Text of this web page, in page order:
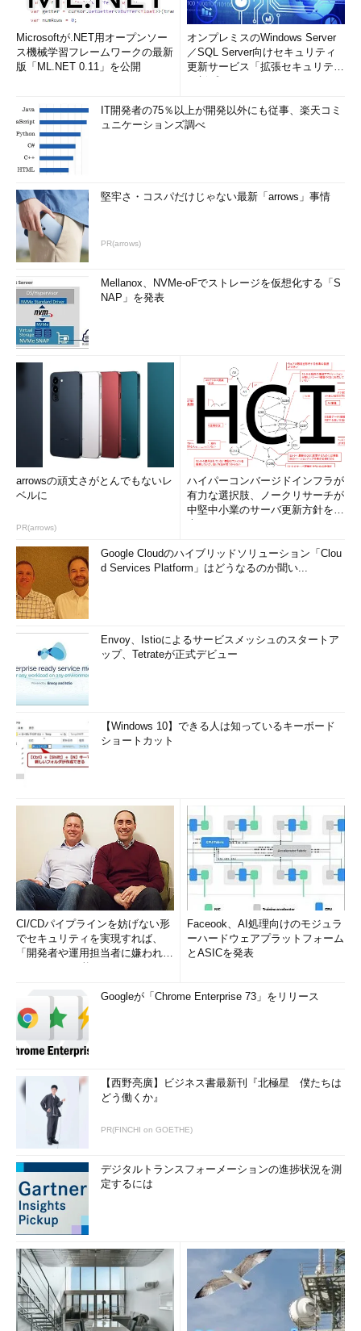
Microsoftが.NET用オープンソー
ス機械学習フレームワークの最新
版「ML.NET 0.11」を公開
オンプレミスのWindows Server
／SQL Server向けセキュリティ
更新サービス「拡張セキュリティ
IT開発者の75％以上が開発以外にも従事、楽天コミ
ュニケーションズ調べ
堅牢さ・コスパだけじゃない最新「arrows」事情
PR(arrows)
Mellanox、NVMe-oFでストレージを仮想化する「S
NAP」を発表
arrowsの頑丈さがとんでもないレ
ベルに
PR(arrows)
ハイパーコンバージドインフラが
有力な選択肢、ノークリサーチが
中堅中小業のサーバ更新方針を調
Google Cloudのハイブリッドソリューション「Clou
d Services Platform」はどうなるのか聞い...
Envoy、Istioによるサービスメッシュのスタートア
ップ、Tetrateが正式デビュー
【Windows 10】できる人は知っているキーボード
ショートカット
CI/CDパイプラインを妨げない形
でセキュリティを実現すれば、
「開発者や運用担当者に嫌われな
Faceook、AI処理向けのモジュラ
ーハードウェアプラットフォーム
とASICを発表
Googleが「Chrome Enterprise 73」をリリース
【西野亮廣】ビジネス書最新刊『北極星 僕たちは
どう働くか』
PR(FINCHI on GOETHE)
デジタルトランスフォーメーションの進捗状況を測
定するには